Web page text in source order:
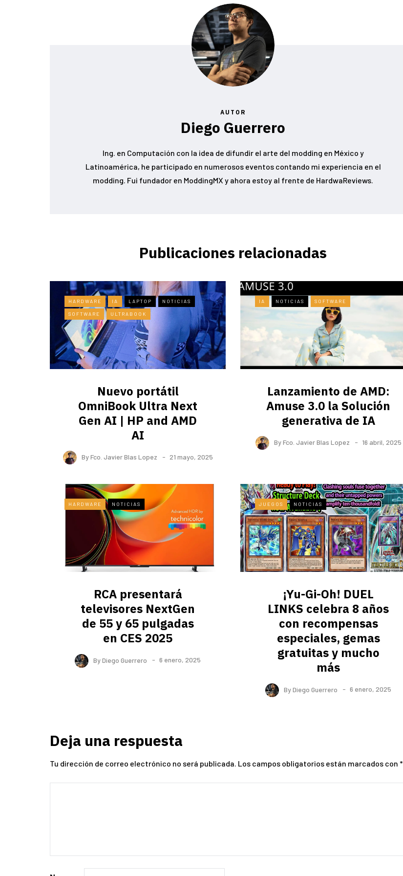
AUTOR
Diego Guerrero
Ing. en Computación con la idea de difundir el arte del modding en México y
Latinoamérica, he participado en numerosos eventos contando mi experiencia en el
modding. Fui fundador en ModdingMX y ahora estoy al frente de HardwaReviews.
Publicaciones relacionadas
HARDWARE IA LAPTOP NOTICIAS
SOFTWARE ULTRABOOK
Nuevo portátil
OmniBook Ultra ​Next
Gen AI | HP and AMD
AI
ByFco. Javier Blas Lopez 21 mayo, 2025
IA NOTICIAS SOFTWARE
Lanzamiento de AMD:
Amuse 3.0 la Solución
generativa de IA
ByFco. Javier Blas Lopez 16 abril, 2025
HARDWARE NOTICIAS
RCA presentará
televisores NextGen
de 55 y 65 pulgadas
en CES 2025
ByDiego Guerrero 6 enero, 2025
JUEGOS NOTICIAS
¡Yu-Gi-Oh! DUEL
LINKS celebra 8 años
con recompensas
especiales, gemas
gratuitas y mucho
más
ByDiego Guerrero 6 enero, 2025
Deja una respuesta
Tu dirección de correo electrónico no será publicada. Los campos obligatorios están marcados con *